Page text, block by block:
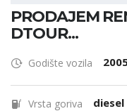
PRODAJEM
DTOUR...
Godište vozila
Vrsta goriva diesel